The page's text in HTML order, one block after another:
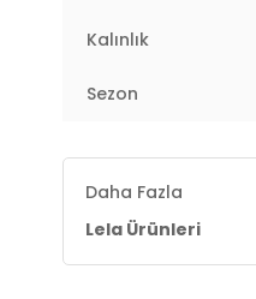
Kalınlık
Sezon
Daha Fazla
Lela Ürünleri